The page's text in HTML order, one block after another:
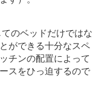
のベッドだけではな
ができる十分なスペ
チンの配置によって
スをひっ迫するので